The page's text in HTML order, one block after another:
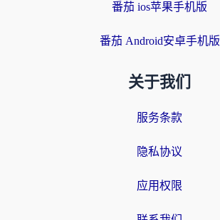
番茄 ios苹果手机版
番茄 Android安卓手机版
关于我们
服务条款
隐私协议
应用权限